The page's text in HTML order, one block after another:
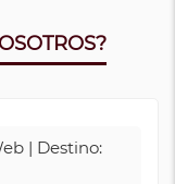
| Destino: